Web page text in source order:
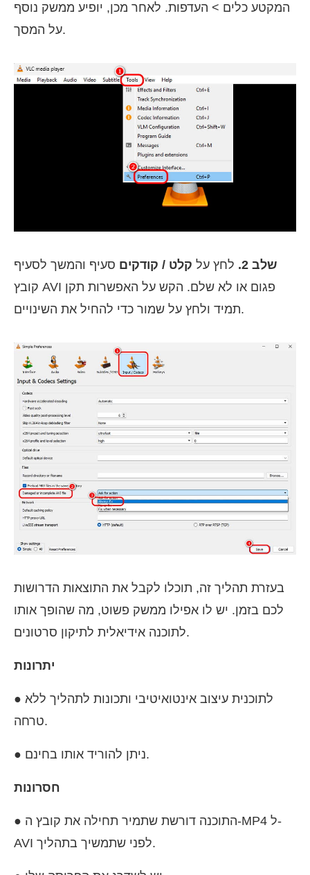
המקטע כלים > העדפות. לאחר מכן, יופיע ממשק נוסף
על המסך.
שלב 2. לחץ על קלט / קודקים סעיף והמשך לסעיף
קובץ AVI פגום או לא שלם. הקש על האפשרות תקן
תמיד ולחץ על שמור כדי להחיל את השינויים.
בעזרת תהליך זה, תוכלו לקבל את התוצאות הדרושות
לכם בזמן. יש לו אפילו ממשק פשוט, מה שהופך אותו
לתוכנה אידיאלית לתיקון סרטונים.
יתרונות
● לתוכנית עיצוב אינטואיטיבי ותכונות לתהליך ללא
טרחה.
● ניתן להוריד אותו בחינם.
חסרונות
● התוכנה דורשת שתמיר תחילה את קובץ ה-MP4 ל-
AVI לפני שתמשיך בתהליך.